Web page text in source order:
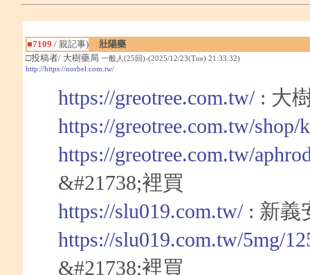
■7109 / 親記事)
壯陽藥
□投稿者/ 大樹藥局 一般人(25回)-(2025/12/23(Tue) 21:33:32)
http://https://norbel.com.tw/
https://greotree.com.tw/: 大
https://greotree.com.tw/shop/
https://greotree.com.tw/
&#21738;裡買
https://slu019.com.tw/: 新義
https://slu019.com.tw/5mg/
&#21738;裡買